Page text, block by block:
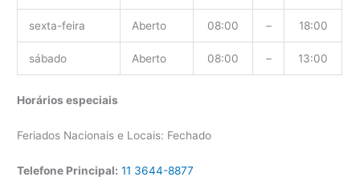
sexta-feira Aberto 08:00 – 18:00
sábado Aberto 08:00 – 13:00
Horários especiais
Feriados Nacionais e Locais: Fechado
Telefone Principal: 11 3644-8877